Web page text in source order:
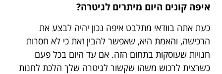
איפה קונים היום מיתרים לגיטרה?
כעת אתה בוודאי מתלבט איפה נכון יהיה לבצע את
הרכישה, והאמת היא, שאפשר להבין זאת כי לא חסרות
חנויות שעוסקות בתחום הזה. אם עד היום בכל פעם
כשרצית לרכוש משהו שקשור לגיטרה שלך הלכת לחנות